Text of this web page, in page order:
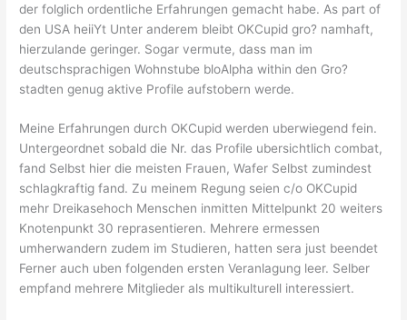
der folglich ordentliche Erfahrungen gemacht habe. As part of
den USA heiiYt Unter anderem bleibt OKCupid gro? namhaft,
hierzulande geringer. Sogar vermute, dass man im
deutschsprachigen Wohnstube bloAlpha within den Gro?
stadten genug aktive Profile aufstobern werde.
Meine Erfahrungen durch OKCupid werden uberwiegend fein.
Untergeordnet sobald die Nr. das Profile ubersichtlich combat,
fand Selbst hier die meisten Frauen, Wafer Selbst zumindest
schlagkraftig fand. Zu meinem Regung seien c/o OKCupid
mehr Dreikasehoch Menschen inmitten Mittelpunkt 20 weiters
Knotenpunkt 30 reprasentieren. Mehrere ermessen
umherwandern zudem im Studieren, hatten sera just beendet
Ferner auch uben folgenden ersten Veranlagung leer. Selber
empfand mehrere Mitglieder als multikulturell interessiert.